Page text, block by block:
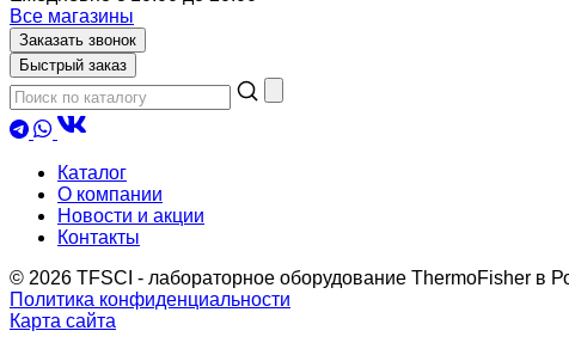
Все магазины
Заказать звонок
Быстрый заказ
Каталог
О компании
Новости и акции
Контакты
© 2026 TFSCI - лабораторное оборудование ThermoFisher в
Политика конфиденциальности
Карта сайта